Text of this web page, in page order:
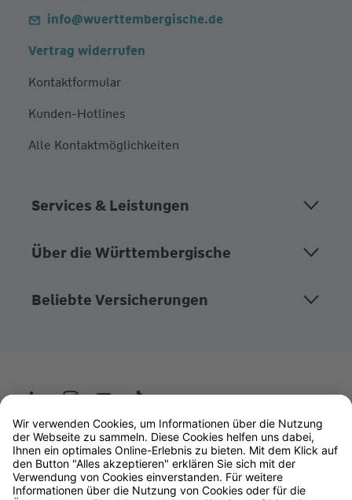
info@wuerttembergische.de
Vertrag widerrufen
Kontaktformular
Kunden-Hotlines
Alle Kontaktmöglichkeiten
Services & Leistungen
Über die Württembergische
Beliebte Versicherungen
Wüstenrot
W&W Gruppe
OLB Bank